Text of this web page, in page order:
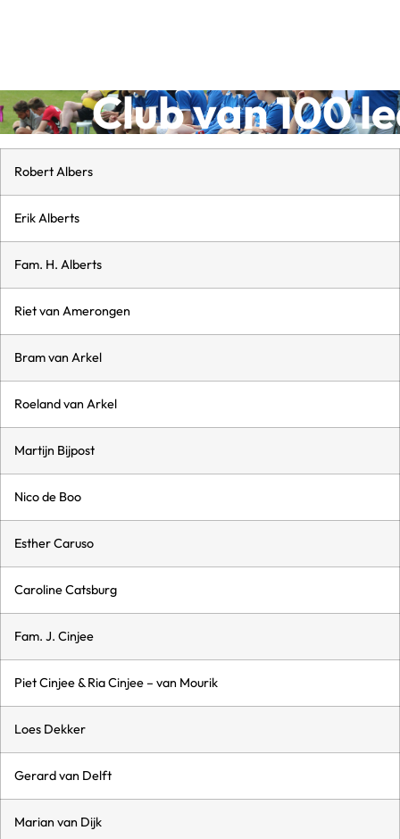
Club van 100
Robert Albers
Erik Alberts
Fam. H. Alberts
Riet van Amerongen
Bram van Arkel
Roeland van Arkel
Martijn Bijpost
Nico de Boo
Esther Caruso
Caroline Catsburg
Fam. J. Cinjee
Piet Cinjee & Ria Cinjee – van Mourik
Loes Dekker
Gerard van Delft
Marian van Dijk